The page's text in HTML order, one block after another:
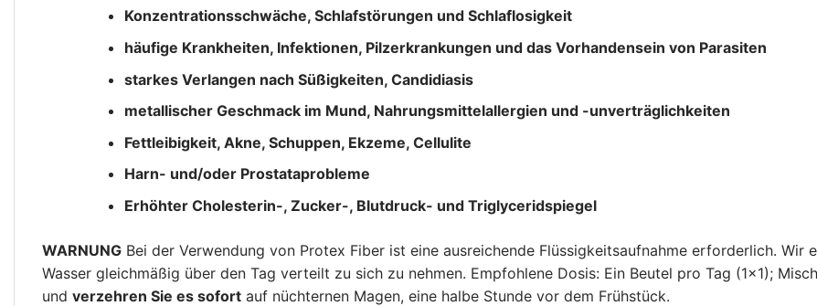
Konzentrationsschwäche, Schlafstörungen und Schlaflosigkeit
häufige Krankheiten, Infektionen, Pilzerkrankungen und das Vorhandensein von Parasiten
starkes Verlangen nach Süßigkeiten, Candidiasis
metallischer Geschmack im Mund, Nahrungsmittelallergien und -unverträglichkeiten
Fettleibigkeit, Akne, Schuppen, Ekzeme, Cellulite
Harn- und/oder Prostataprobleme
Erhöhter Cholesterin-, Zucker-, Blutdruck- und Triglyceridspiegel
WARNUNG Bei der Verwendung von Protex Fiber ist eine ausreichende Flüssigkeitsaufnahme erforderlich. Wir
Wasser gleichmäßig über den Tag verteilt zu sich zu nehmen. Empfohlene Dosis: Ein Beutel pro Tag (1×1);
und verzehren Sie es sofort auf nüchternen Magen, eine halbe Stunde vor dem Frühstück.